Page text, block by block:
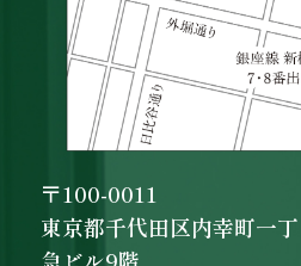
〒100-0011
東京都千代田区内幸町一
急ビル9階